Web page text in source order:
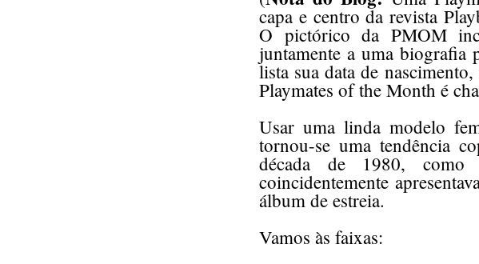
capa e centro da revista
O pictórico da PMOM
juntamente a uma biografia
lista sua data de
Playmates of the Month é
Usar uma linda modelo
tornou-se uma tendência
década de 1980,
coincidentemente
álbum de estreia.
Vamos às faixas: